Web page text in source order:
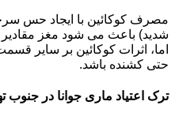
مصرف کوکائین با ایجاد حس
شدید) باعث می شود مغز مقادیر
اما، اثرات کوکائین بر سایر
حتی کشنده باشد.
ترک اعتیاد ماری جوانا در جنوب